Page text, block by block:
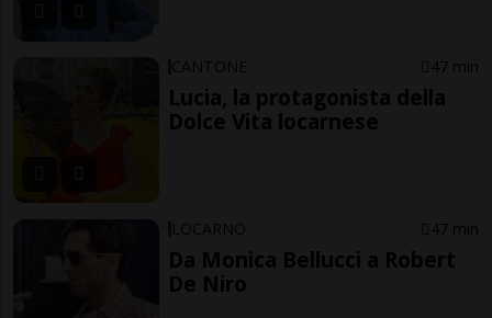
CANTONE 47 min
Lucia, la protagonista della
Dolce Vita locarnese
LOCARNO 47 min
Da Monica Bellucci a Robert
De Niro